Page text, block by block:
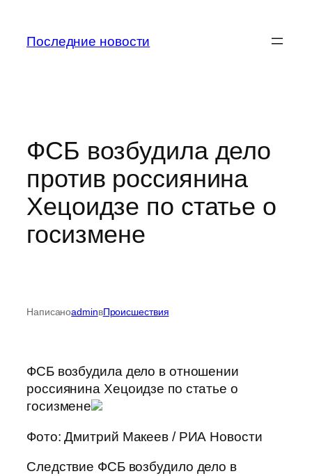
содержимому
Последние новости
ФСБ возбудила дело
против россиянина
Хецоидзе по статье о
госизмене
НаписаноadminвПроисшествия
ФСБ возбудила дело в отношении
россиянина Хецоидзе по статье о
госизмене
Фото: Дмитрий Макеев / РИА Новости
Следствие ФСБ возбудило дело в